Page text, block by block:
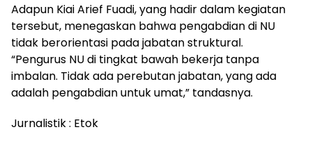
Adapun Kiai Arief Fuadi, yang hadir dalam kegiatan
tersebut, menegaskan bahwa pengabdian di NU
tidak berorientasi pada jabatan struktural.
“Pengurus NU di tingkat bawah bekerja tanpa
imbalan. Tidak ada perebutan jabatan, yang ada
adalah pengabdian untuk umat,” tandasnya.
Jurnalistik : Etok